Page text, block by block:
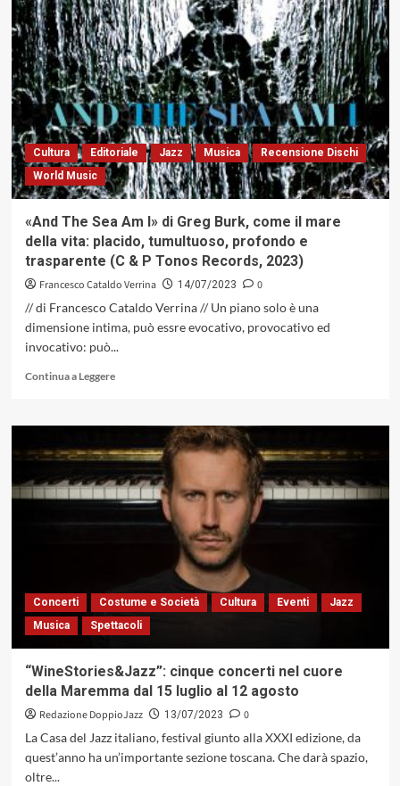
ricerca
sulle
influenze
africane
nel
flamenco
ha
origini
lontane
Cultura Editoriale Jazz Musica
Recensione Dischi
World Music
«And The Sea Am I» di Greg Burk, come il mare
della vita: placido, tumultuoso, profondo e
trasparente (C & P Tonos Records, 2023)
Francesco Cataldo Verrina 14/07/2023
0
// di Francesco Cataldo Verrina // Un piano solo è una
dimensione intima, può essre evocativo, provocativo ed
invocativo: può...
Continua a LeggereLeggi
su
The
Sea
Am
di
il
mare
della
tumultuoso,
profondo
e
(C
&
Concerti Costume e Società Cultura Eventi
Jazz
Musica
Spettacoli
“WineStories&Jazz”: cinque concerti nel cuore
della Maremma dal 15 luglio al 12 agosto
Redazione DoppioJazz 13/07/2023
0
La Casa del Jazz italiano, festival giunto alla XXXI edizione, da
quest’anno ha un’importante sezione toscana. Che darà spazio,
oltre...